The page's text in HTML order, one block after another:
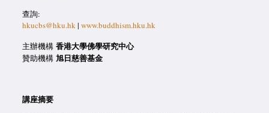
查詢:
hkucbs@hku.hk| www.buddhism.hku.hk
主辦機構 香港大學佛學研究中心
贊助機構 旭日慈善基金
講座摘要